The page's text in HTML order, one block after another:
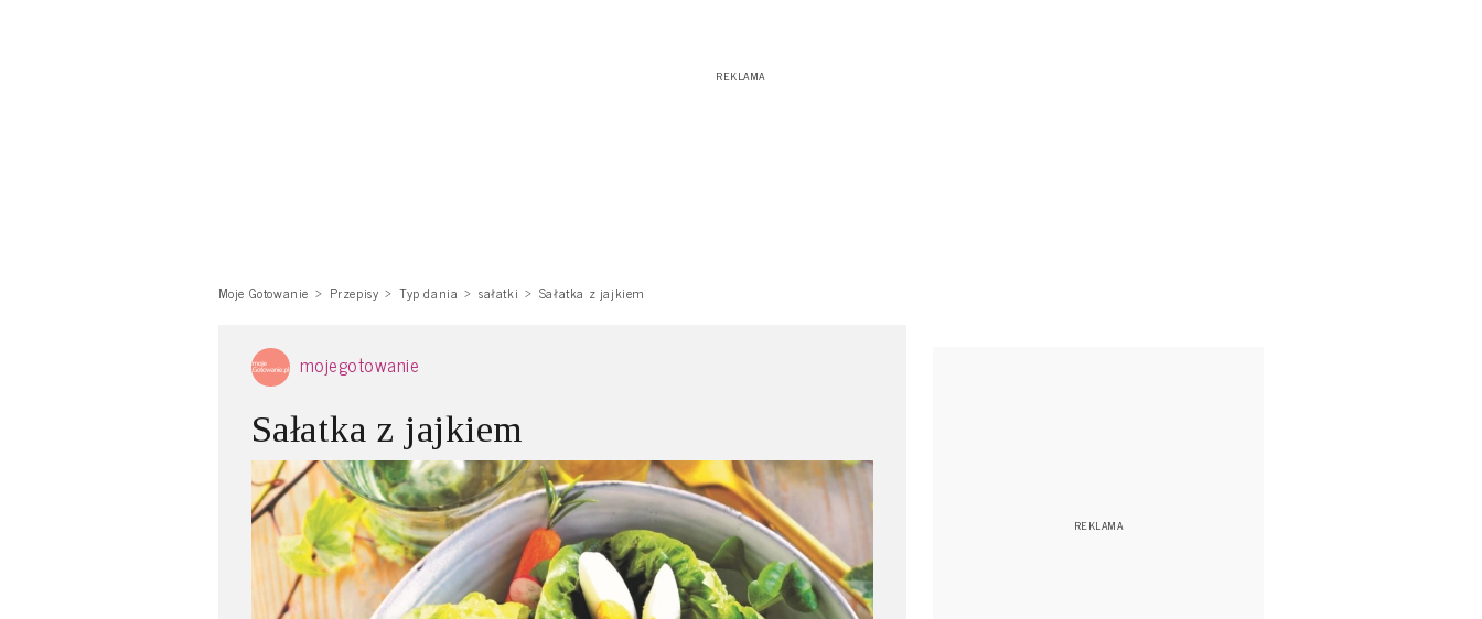
Moje Gotowanie Przepisy Typ dania sałatki Sałatka z jajkiem
mojegotowanie
Sałatka z jajkiem